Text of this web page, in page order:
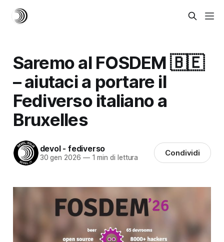
Saremo al FOSDEM 🇧🇪
– aiutaci a portare il
Fediverso italiano a
Bruxelles
devol - fediverso
30 gen 2026 —1 min di lettura Condividi